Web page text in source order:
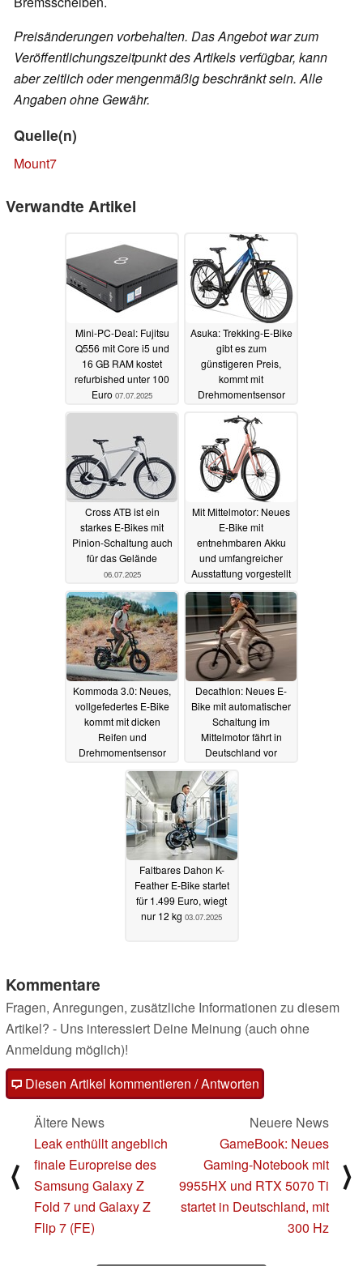
Preisänderungen vorbehalten. Das Angebot war zum
Veröffentlichungszeitpunkt des Artikels verfügbar, kann
aber zeitlich oder mengenmäßig beschränkt sein. Alle
Angaben ohne Gewähr.
Quelle(n)
Mount7
Verwandte Artikel
Mini-PC-Deal: Fujitsu
Q556 mit Core i5 und
16 GB RAM kostet
refurbished unter 100
Euro 07.07.2025
Asuka: Trekking-E-Bike
gibt es zum
günstigeren Preis,
kommt mit
Drehmomentsensor
Gepäckträgern
06.07.2025
Cross ATB ist ein
starkes E-Bikes mit
Pinion-Schaltung auch
für das Gelände
06.07.2025
Mit Mittelmotor: Neues
E-Bike mit
entnehmbaren Akku
und umfangreicher
Ausstattung vorgestellt
05.07.2025
Kommoda 3.0: Neues,
vollgefedertes E-Bike
kommt mit dicken
Reifen und
Drehmomentsensor
05.07.2025
Decathlon: Neues E-
Bike mit automatischer
Schaltung im
Mittelmotor fährt in
Deutschland vor
04.07.2025
Faltbares Dahon K-
Feather E-Bike startet
für 1.499 Euro, wiegt
nur 12 kg 03.07.2025
Kommentare
Fragen, Anregungen, zusätzliche Informationen zu diesem
Artikel? - Uns interessiert Deine Meinung (auch ohne
Anmeldung möglich)!
Diesen Artikel kommentieren / Antworten
⟨
Ältere News
Leak enthüllt angeblich
finale Europreise des
Samsung Galaxy Z
Fold 7 und Galaxy Z
Flip 7 (FE)
Neuere News
GameBook: Neues
Gaming-Notebook mit
9955HX und RTX 5070 Ti
startet in Deutschland, mit
300 Hz
⟩